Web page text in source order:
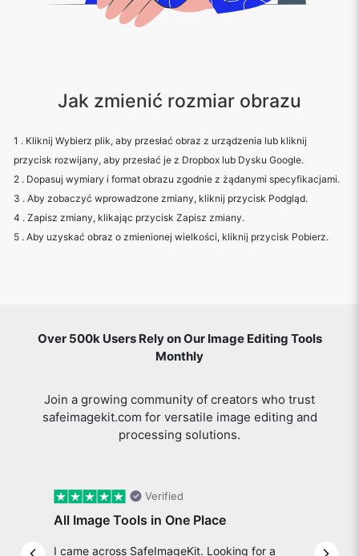
Jak zmienić rozmiar obrazu
1 . Kliknij Wybierz plik, aby przesłać obraz z urządzenia lub kliknij
przycisk rozwijany, aby przesłać je z Dropbox lub Dysku Google.
2 . Dopasuj wymiary i format obrazu zgodnie z żądanymi specyfikacjami.
3 . Aby zobaczyć wprowadzone zmiany, kliknij przycisk Podgląd.
4 . Zapisz zmiany, klikając przycisk Zapisz zmiany.
5 . Aby uzyskać obraz o zmienionej wielkości, kliknij przycisk Pobierz.
Over 500k Users Rely on Our Image Editing Tools
Monthly
Join a growing community of creators who trust
safeimagekit.com for versatile image editing and
processing solutions.
Verified
All Image Tools in One Place
I came across SafeImageKit. Looking for a